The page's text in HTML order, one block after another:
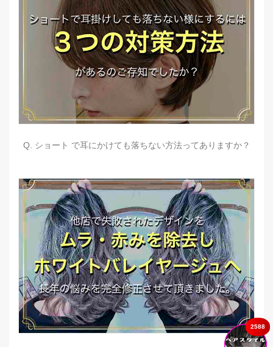
Q. ショート で耳にかけても落ちない方法ってありますか？
2588